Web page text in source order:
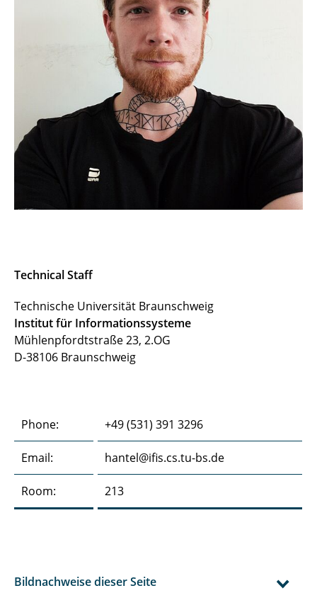
Alexander Ljapunov
Niklas Kiehne
Enrique Pinto Dominguez
Ehemalige Mitarbeiter
Technical Staff
Technische Universität Braunschweig
Institut für Informationssysteme
Mühlenpfordtstraße 23, 2.OG
D-38106 Braunschweig
Phone: +49 (531) 391 3296
Email: hantel@ifis.cs.tu-bs.de
Room: 213
Bildnachweise dieser Seite